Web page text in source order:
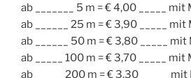
ab _______ 5 m = € 4,00 _____ mit
ab ______ 25 m = € 3,90 _____ mit
ab ______ 50 m = € 3,80 _____ mit
ab _____ 100 m = € 3,70 _____ mit
ab _____ 200 m = € 3,30 _____